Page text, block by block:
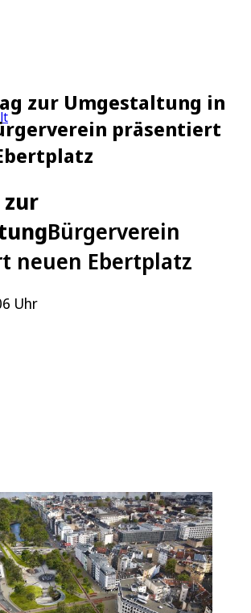
zur Umgestaltung in
präsentiert
zur
Bürgerverein
neuen Ebertplatz
Uhr